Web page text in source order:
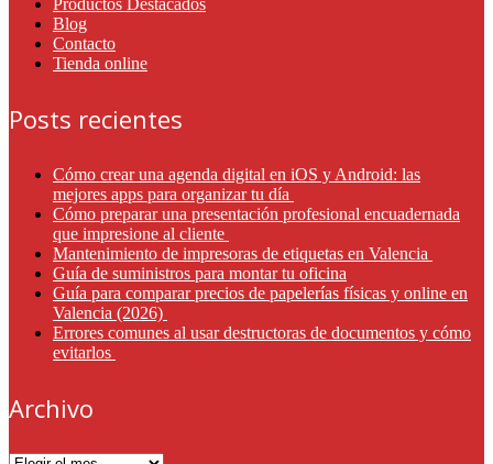
Productos Destacados
Blog
Contacto
Tienda online
Posts recientes
Cómo crear una agenda digital en iOS y Android: las
mejores apps para organizar tu día
Cómo preparar una presentación profesional encuadernada
que impresione al cliente
Mantenimiento de impresoras de etiquetas en Valencia
Guía de suministros para montar tu oficina
Guía para comparar precios de papelerías físicas y online en
Valencia (2026)
Errores comunes al usar destructoras de documentos y cómo
evitarlos
Archivo